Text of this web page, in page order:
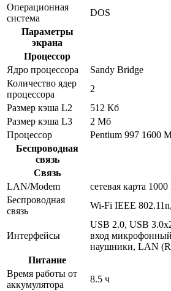
Операционная
система
DOS
Параметры
экрана
Процессор
Ядро процессора
Sandy Bridge
Количество ядер
процессора
2
Размер кэша L2
512 Кб
Размер кэша L3
2 Мб
Процессор
Pentium 997 1600
Беспроводная
связь
Связь
LAN/Modem
сетевая карта
Беспроводная
связь
Wi-Fi IEEE
Интерфейсы
USB 2.0, USB
вход
наушники, LAN
Питание
Время работы от
аккумулятора
8.5 ч